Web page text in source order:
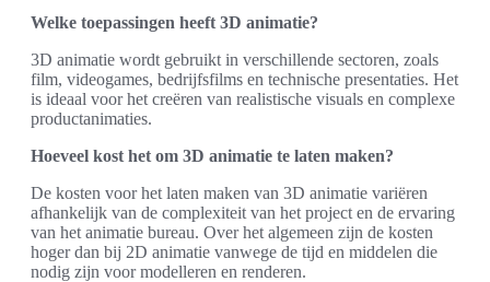
Welke toepassingen heeft 3D animatie?
3D animatie wordt gebruikt in verschillende sectoren, zoals
film, videogames, bedrijfsfilms en technische presentaties. Het
is ideaal voor het creëren van realistische visuals en complexe
productanimaties.
Hoeveel kost het om 3D animatie te laten maken?
De kosten voor het laten maken van 3D animatie variëren
afhankelijk van de complexiteit van het project en de ervaring
van het animatie bureau. Over het algemeen zijn de kosten
hoger dan bij 2D animatie vanwege de tijd en middelen die
nodig zijn voor modelleren en renderen.